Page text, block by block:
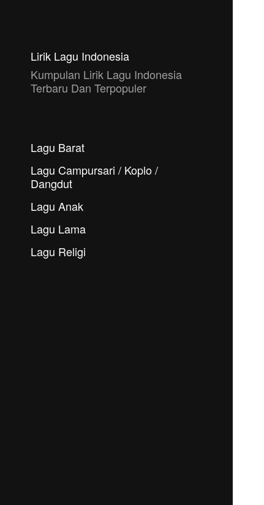
Lirik Lagu Indonesia
Kumpulan Lirik Lagu Indonesia
Terbaru Dan Terpopuler
Lagu Barat
Lagu Campursari / Koplo /
Dangdut
Lagu Anak
Lagu Lama
Lagu Religi